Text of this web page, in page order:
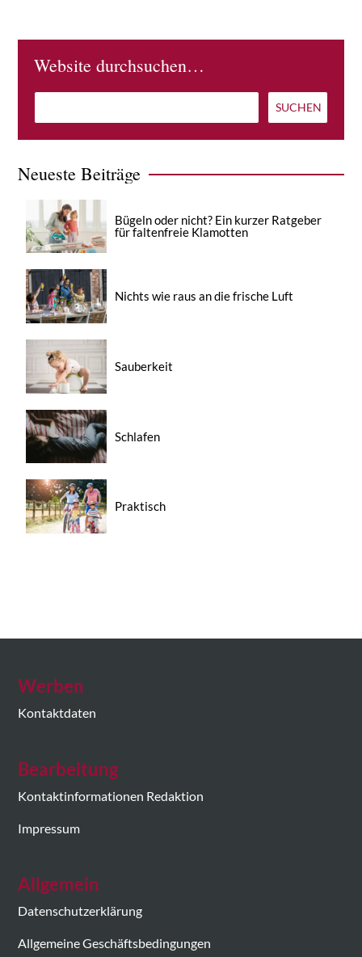
Website durchsuchen…
Neueste Beiträge
Bügeln oder nicht? Ein kurzer Ratgeber
für faltenfreie Klamotten
Nichts wie raus an die frische Luft
Sauberkeit
Schlafen
Praktisch
Werben
Kontaktdaten
Bearbeitung
Kontaktinformationen Redaktion
Impressum
Allgemein
Datenschutzerklärung
Allgemeine Geschäftsbedingungen